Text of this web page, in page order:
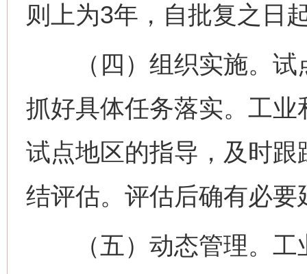
则上为3年，自批复之日
（四）组织实施。试
抓好具体任务落实。工
试点地区的指导，及时
结评估。评估后确有必
（五）动态管理。工